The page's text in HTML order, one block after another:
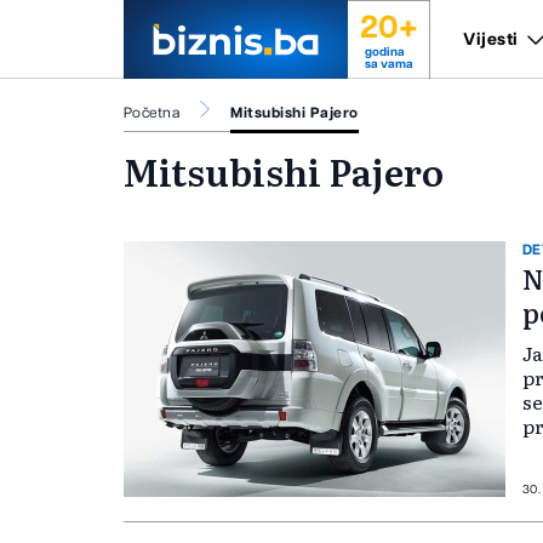
20+
godina
sa vama
Vijesti
Početna Mitsubishi Pajero
Mitsubishi Pajero
30.